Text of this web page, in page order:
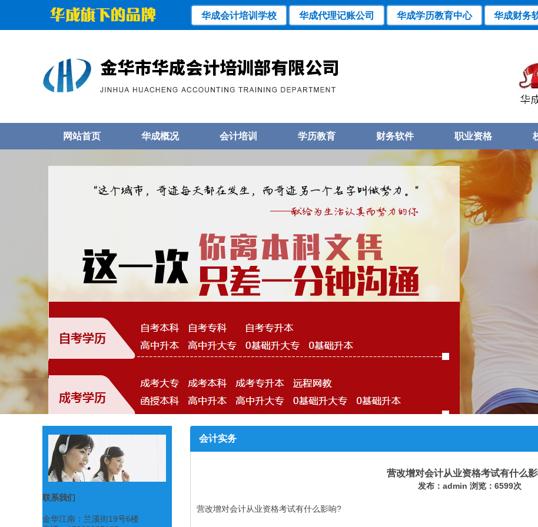
华成会计培训学校 华成代理记账公司 华成学历教育中心 华成财务
网站首页 华成概况 会计培训 学历教育 财务软件 职业资格
联系我们
金华江南：兰溪街19号6楼
会计实务
营改增对会计从业资格考试有什么
发布：admin 浏览：6599次
营改增对会计从业资格考试有什么影响?